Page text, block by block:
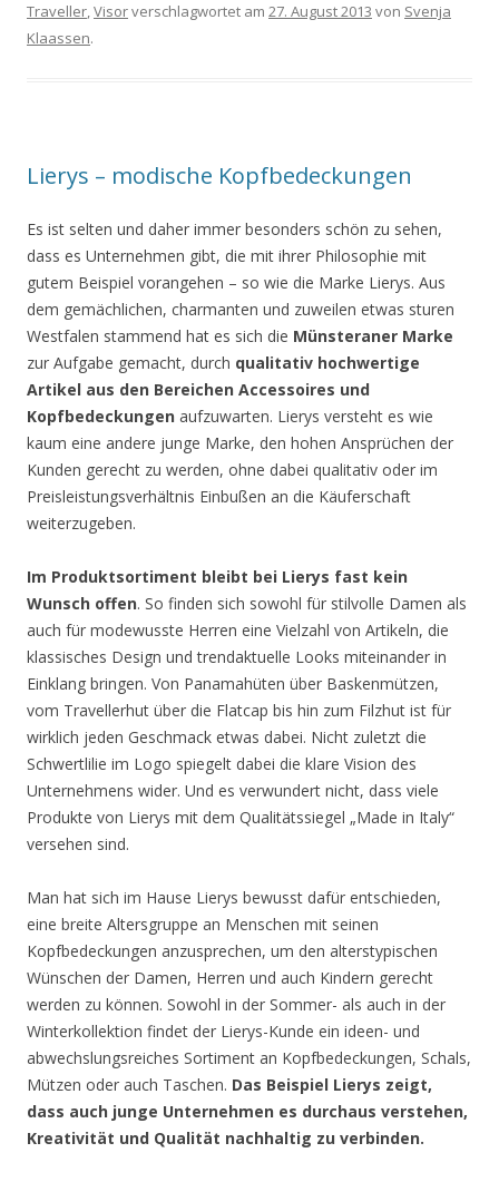
Traveller,Visorverschlagwortet am 27. August 2013 von Svenja
Klaassen.
Lierys – modische Kopfbedeckungen
Es ist selten und daher immer besonders schön zu sehen,
dass es Unternehmen gibt, die mit ihrer Philosophie mit
gutem Beispiel vorangehen – so wie die Marke Lierys. Aus
dem gemächlichen, charmanten und zuweilen etwas sturen
Westfalen stammend hat es sich die Münsteraner Marke
zur Aufgabe gemacht, durch qualitativ hochwertige
Artikel aus den Bereichen Accessoires und
Kopfbedeckungen aufzuwarten. Lierys versteht es wie
kaum eine andere junge Marke, den hohen Ansprüchen der
Kunden gerecht zu werden, ohne dabei qualitativ oder im
Preisleistungsverhältnis Einbußen an die Käuferschaft
weiterzugeben.
Im Produktsortiment bleibt bei Lierys fast kein
Wunsch offen. So finden sich sowohl für stilvolle Damen als
auch für modewusste Herren eine Vielzahl von Artikeln, die
klassisches Design und trendaktuelle Looks miteinander in
Einklang bringen. Von Panamahüten über Baskenmützen,
vom Travellerhut über die Flatcap bis hin zum Filzhut ist für
wirklich jeden Geschmack etwas dabei. Nicht zuletzt die
Schwertlilie im Logo spiegelt dabei die klare Vision des
Unternehmens wider. Und es verwundert nicht, dass viele
Produkte von Lierys mit dem Qualitätssiegel „Made in Italy“
versehen sind.
Man hat sich im Hause Lierys bewusst dafür entschieden,
eine breite Altersgruppe an Menschen mit seinen
Kopfbedeckungen anzusprechen, um den alterstypischen
Wünschen der Damen, Herren und auch Kindern gerecht
werden zu können. Sowohl in der Sommer- als auch in der
Winterkollektion findet der Lierys-Kunde ein ideen- und
abwechslungsreiches Sortiment an Kopfbedeckungen, Schals,
Mützen oder auch Taschen. Das Beispiel Lierys zeigt,
dass auch junge Unternehmen es durchaus verstehen,
Kreativität und Qualität nachhaltig zu verbinden.